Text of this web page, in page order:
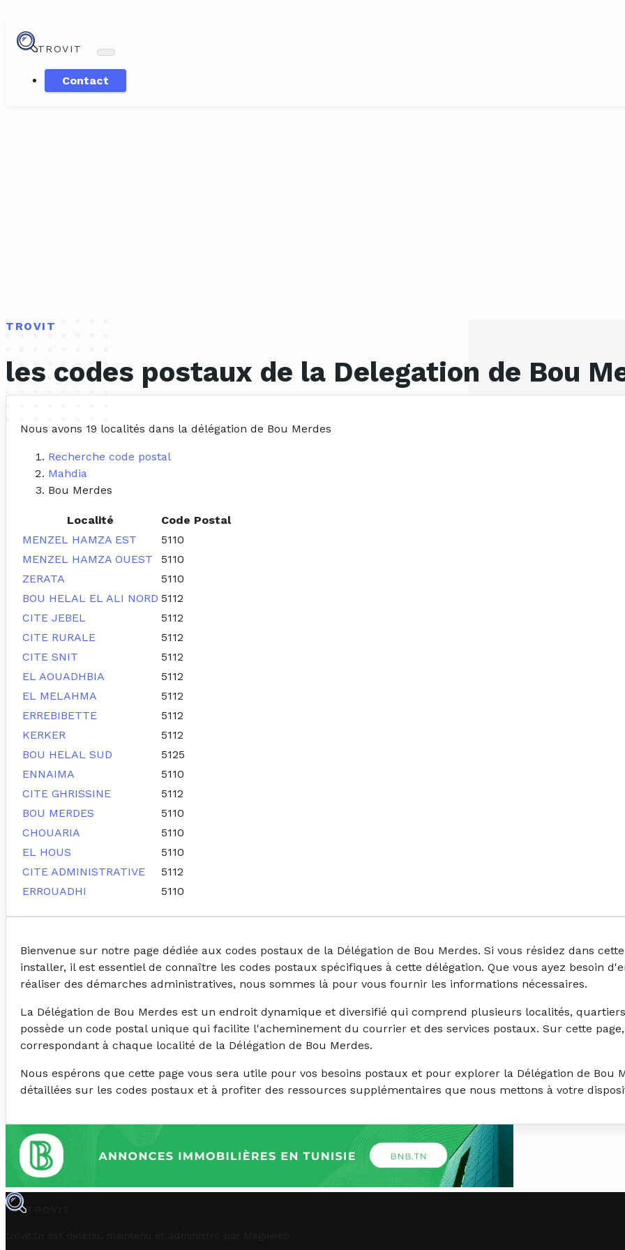
TROVIT
Contact
TROVIT
les codes postaux de la Delegation de Bou
Nous avons 19 localités dans la délégation de Bou Merdes
Recherche code postal
Mahdia
Bou Merdes
Localité
Code Postal
MENZEL HAMZA EST
5110
MENZEL HAMZA OUEST
5110
ZERATA
5110
BOU HELAL EL ALI NORD 5112
CITE JEBEL
5112
CITE RURALE
5112
CITE SNIT
5112
EL AOUADHBIA
5112
EL MELAHMA
5112
ERREBIBETTE
5112
KERKER
5112
BOU HELAL SUD
5125
ENNAIMA
5110
CITE GHRISSINE
5112
BOU MERDES
5110
CHOUARIA
5110
EL HOUS
5110
CITE ADMINISTRATIVE
5112
ERROUADHI
5110
Bienvenue sur notre page dédiée aux codes postaux de la Délégation de Bou Merdes. Si vous résidez dans
installer, il est essentiel de connaître les codes postaux spécifiques à cette délégation. Que vous ayez besoin
réaliser des démarches administratives, nous sommes là pour vous fournir les informations nécessaires.
La Délégation de Bou Merdes est un endroit dynamique et diversifié qui comprend plusieurs localités,
possède un code postal unique qui facilite l'acheminement du courrier et des services postaux. Sur cette
correspondant à chaque localité de la Délégation de Bou Merdes.
Nous espérons que cette page vous sera utile pour vos besoins postaux et pour explorer la Délégation de Bou
détaillées sur les codes postaux et à profiter des ressources supplémentaires que nous mettons à votre
TROVIT
trovit.tn est détenu, maintenu et administré par Megaweb